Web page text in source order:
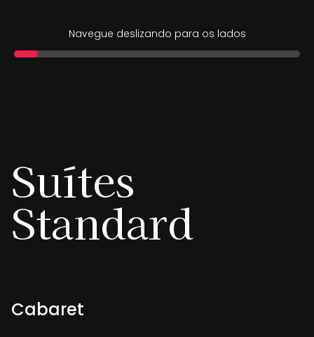
Navegue deslizando para os lados
Suítes
Standard
Cabaret